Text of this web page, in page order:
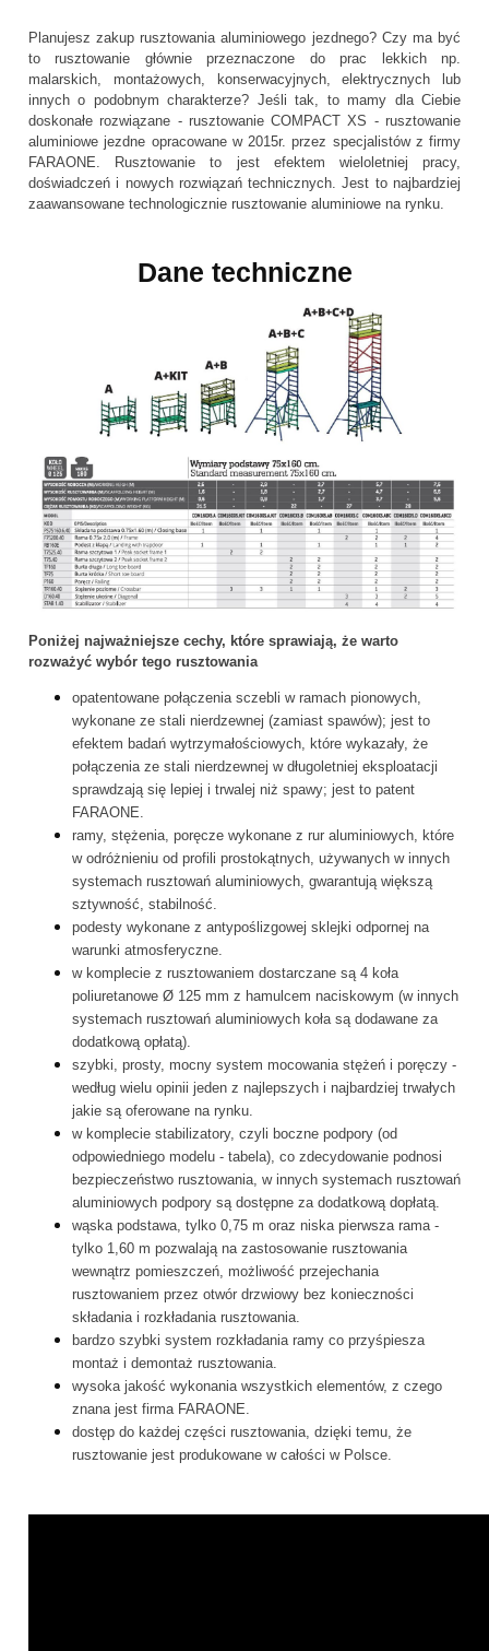
Planujesz zakup rusztowania aluminiowego jezdnego? Czy ma być
to rusztowanie głównie przeznaczone do prac lekkich np.
malarskich, montażowych, konserwacyjnych, elektrycznych lub
innych o podobnym charakterze? Jeśli tak, to mamy dla Ciebie
doskonałe rozwiązane - rusztowanie COMPACT XS - rusztowanie
aluminiowe jezdne opracowane w 2015r. przez specjalistów z firmy
FARAONE. Rusztowanie to jest efektem wieloletniej pracy,
doświadczeń i nowych rozwiązań technicznych. Jest to najbardziej
zaawansowane technologicznie rusztowanie aluminiowe na rynku.
Dane techniczne
Poniżej najważniejsze cechy, które sprawiają, że warto
rozważyć wybór tego rusztowania
opatentowane połączenia sczebli w ramach pionowych,
wykonane ze stali nierdzewnej (zamiast spawów); jest to
efektem badań wytrzymałościowych, które wykazały, że
połączenia ze stali nierdzewnej w długoletniej eksploatacji
sprawdzają się lepiej i trwalej niż spawy; jest to patent
FARAONE.
ramy, stężenia, poręcze wykonane z rur aluminiowych, które
w odróżnieniu od profili prostokątnych, używanych w innych
systemach rusztowań aluminiowych, gwarantują większą
sztywność, stabilność.
podesty wykonane z antypoślizgowej sklejki odpornej na
warunki atmosferyczne.
w komplecie z rusztowaniem dostarczane są 4 koła
poliuretanowe Ø 125 mm z hamulcem naciskowym (w innych
systemach rusztowań aluminiowych koła są dodawane za
dodatkową opłatą).
szybki, prosty, mocny system mocowania stężeń i poręczy -
według wielu opinii jeden z najlepszych i najbardziej trwałych
jakie są oferowane na rynku.
w komplecie stabilizatory, czyli boczne podpory (od
odpowiedniego modelu - tabela), co zdecydowanie podnosi
bezpieczeństwo rusztowania, w innych systemach rusztowań
aluminiowych podpory są dostępne za dodatkową dopłatą.
wąska podstawa, tylko 0,75 m oraz niska pierwsza rama -
tylko 1,60 m pozwalają na zastosowanie rusztowania
wewnątrz pomieszczeń, możliwość przejechania
rusztowaniem przez otwór drzwiowy bez konieczności
składania i rozkładania rusztowania.
bardzo szybki system rozkładania ramy co przyśpiesza
montaż i demontaż rusztowania.
wysoka jakość wykonania wszystkich elementów, z czego
znana jest firma FARAONE.
dostęp do każdej części rusztowania, dzięki temu, że
rusztowanie jest produkowane w całości w Polsce.